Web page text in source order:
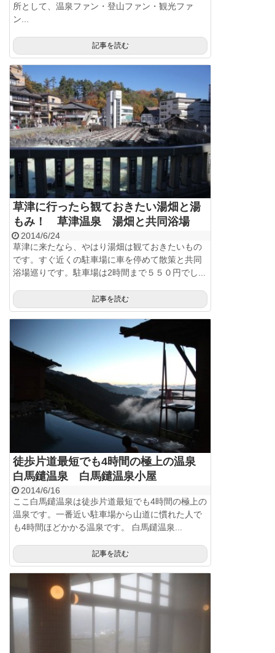
所として、温泉ファン・登山ファン・観光ファ
ン...
記事を読む
草津に行ったら観ておきたい湯畑と湯
もみ！ 草津温泉 湯畑と共同浴場
2014/6/24
草津に来たなら、やはり湯畑は観ておきたいもの
です。すぐ近くの駐車場に車を停めて散策と共同
浴場巡りです。駐車場は2時間まで５５０円でし...
記事を読む
徒歩片道最短でも4時間の極上の温泉
白馬鑓温泉 白馬鑓温泉小屋
2014/6/16
ここ白馬鑓温泉は徒歩片道最短でも4時間の極上の
温泉です。一番近い駐車場から山道に慣れた人で
も4時間ほどかかる温泉です。 白馬鑓温泉...
記事を読む